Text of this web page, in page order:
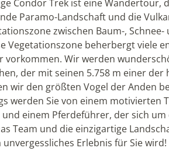
Condor Trek ist eine Wandertour,
Paramo-Landschaft und die
zwischen Baum-,
Vegetationszone beherbergt viele
vorkommen. Wir werden
der mit seinen 5.758 m einer
wir den größten Vogel der Anden
werden Sie von einem motivierten
und einem Pferdeführer, der sich
Team und die einzigartige
unvergessliches Erlebnis für Sie wird!